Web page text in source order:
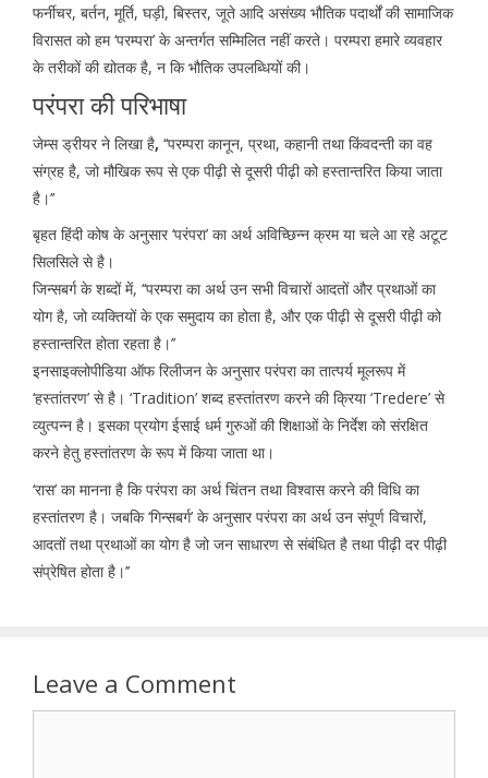
फर्नीचर, बर्तन, मूर्ति, घड़ी, बिस्तर, जूते आदि असंख्य भौतिक पदार्थों की सामाजिक
विरासत को हम ‘परम्परा’ के अन्तर्गत सम्मिलित नहीं करते। परम्परा हमारे व्यवहार
के तरीकों की द्योतक है, न कि भौतिक उपलब्धियों की।
परंपरा की परिभाषा
जेम्स ड्रीयर ने लिखा है, ‘‘परम्परा कानून, प्रथा, कहानी तथा किंवदन्ती का वह
संग्रह है, जो मौखिक रूप से एक पीढ़ी से दूसरी पीढ़ी को हस्तान्तरित किया जाता
है।’’
बृहत हिंदी कोष के अनुसार ‘परंपरा’ का अर्थ अविच्छिन्न क्रम या चले आ रहे अटूट
सिलसिले से है।
जिन्सबर्ग के शब्दों में, ‘‘परम्परा का अर्थ उन सभी विचारों आदतों और प्रथाओं का
योग है, जो व्यक्तियों के एक समुदाय का होता है, और एक पीढ़ी से दूसरी पीढ़ी को
हस्तान्तरित होता रहता है।’’
इनसाइक्लोपीडिया ऑफ रिलीजन के अनुसार परंपरा का तात्पर्य मूलरूप में
‘हस्तांतरण’ से है। ‘Tradition’ शब्द हस्तांतरण करने की क्रिया ‘Tredere’ से
व्युत्पन्न है। इसका प्रयोग ईसाई धर्म गुरुओं की शिक्षाओं के निर्देश को संरक्षित
करने हेतु हस्तांतरण के रूप में किया जाता था।
‘रास’ का मानना है कि परंपरा का अर्थ चिंतन तथा विश्वास करने की विधि का
हस्तांतरण है। जबकि ‘गिन्सबर्ग’ के अनुसार परंपरा का अर्थ उन संपूर्ण विचारों,
आदतों तथा प्रथाओं का योग है जो जन साधारण से संबंधित है तथा पीढ़ी दर पीढ़ी
संप्रेषित होता है।’’
Leave a Comment